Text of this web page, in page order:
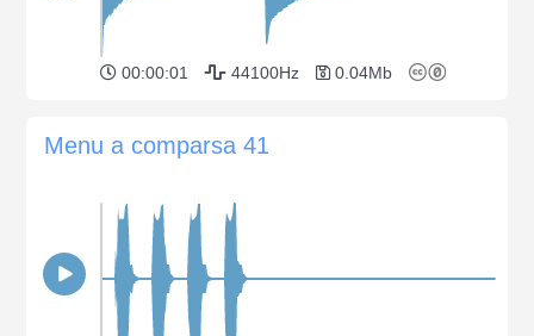
00:00:01 44100Hz 0.04Mb
Menu a comparsa 41